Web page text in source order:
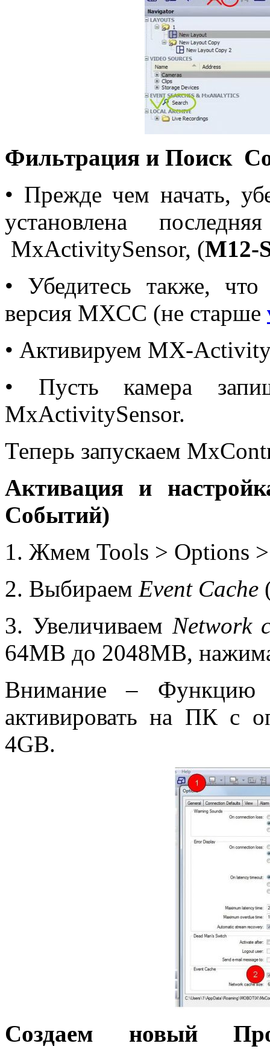
Фильтрация и Поиск
• Прежде чем начать,
установлена
MxActivitySensor, (M12-
• Убедитесь также, что
версия MXCC (не старше
• Активируем MX-
• Пусть камера
MxActivitySensor.
Теперь запускаем
Активация и
Событий)
1. Жмем Tools > Options
2. Выбираем Event Cache
3. Увеличиваем Network
64MB до 2048MB,
Внимание – Функцию
активировать на ПК с
4GB.
Создаем новый